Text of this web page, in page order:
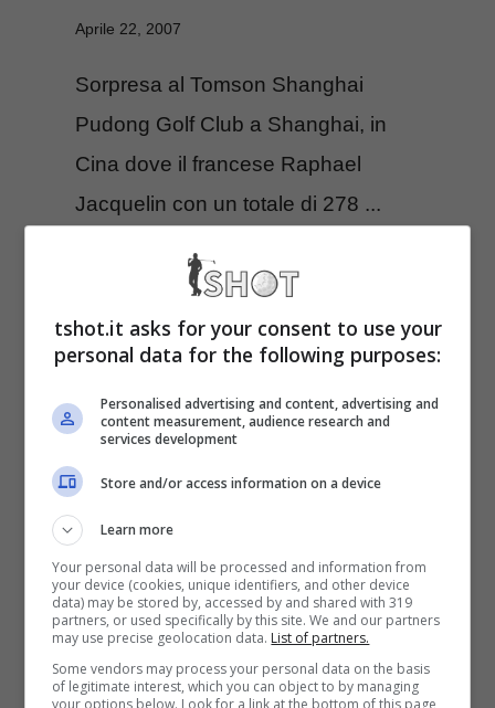
Aprile 22, 2007
Sorpresa al Tomson Shanghai
Pudong Golf Club a Shanghai, in
Cina dove il francese Raphael
Jacquelin con un totale di 278 ...
BMW Asian Open
2007
Da oggi a Domenica la quattro
giorni di gara del BMW Asian Open
2007 che si giocherà sul percorso
del Tomson ...
tshot.it asks for your consent to use your
personal data for the following purposes:
Personalised advertising and content, advertising and
content measurement, audience research and
services development
Store and/or access information on a device
Learn more
Your personal data will be processed and information from
your device (cookies, unique identifiers, and other device
data) may be stored by, accessed by and shared with 319
partners, or used specifically by this site. We and our partners
may use precise geolocation data. List of partners.
Some vendors may process your personal data on the basis
of legitimate interest, which you can object to by managing
your options below. Look for a link at the bottom of this page